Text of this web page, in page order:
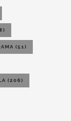
(51)
(206)